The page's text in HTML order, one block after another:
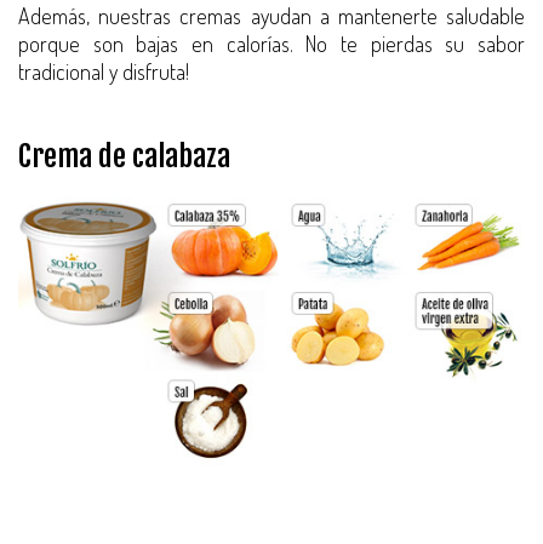
Además, nuestras cremas ayudan a mantenerte saludable
porque son bajas en calorías. No te pierdas su sabor
tradicional y disfruta!
Crema de calabaza